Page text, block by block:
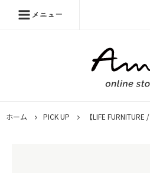
ホーム PICK UP 【LIFE